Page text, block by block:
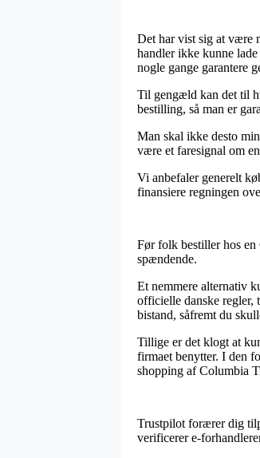
Det har vist sig at være
handler ikke kunne
nogle gange garantere
Til gengæld kan det til
bestilling, så man er
Man skal ikke desto
være et faresignal om
Vi anbefaler generelt
finansiere regningen
Før folk bestiller hos
spændende.
Et nemmere alternativ
officielle danske regler,
bistand, såfremt du
Tillige er det klogt at
firmaet benytter. I den
shopping af Columbia
Trustpilot forærer dig
verificerer e-